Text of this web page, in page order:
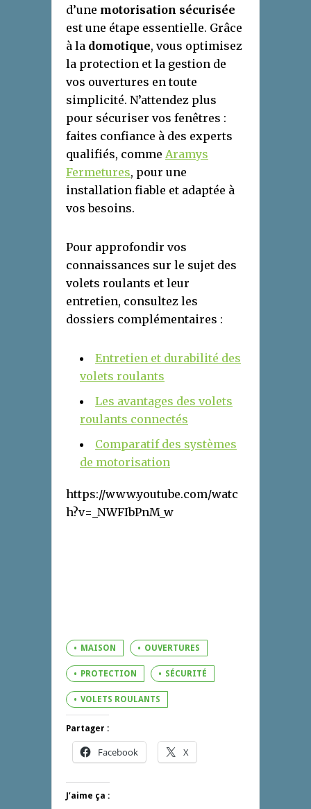
d’une motorisation sécurisée
est une étape essentielle. Grâce
à la domotique, vous optimisez
la protection et la gestion de
vos ouvertures en toute
simplicité. N’attendez plus
pour sécuriser vos fenêtres :
faites confiance à des experts
qualifiés, comme Aramys
Fermetures, pour une
installation fiable et adaptée à
vos besoins.
Pour approfondir vos
connaissances sur le sujet des
volets roulants et leur
entretien, consultez les
dossiers complémentaires :
Entretien et durabilité des
volets roulants
Les avantages des volets
roulants connectés
Comparatif des systèmes
de motorisation
https://www.youtube.com/watc
h?v=_NWFIbPnM_w
MAISON OUVERTURES
PROTECTION SÉCURITÉ
VOLETS ROULANTS
Partager :
Facebook X
J’aime ça :